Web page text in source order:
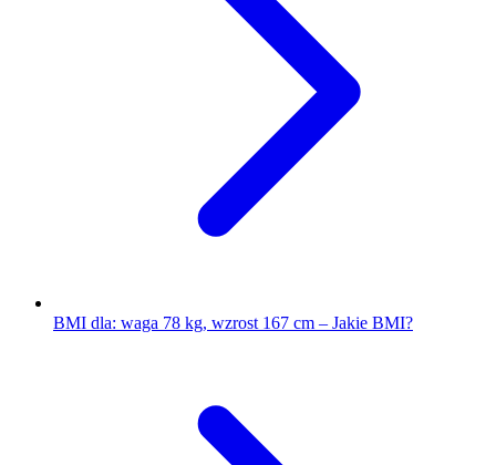
BMI dla: waga 78 kg, wzrost 167 cm – Jakie BMI?